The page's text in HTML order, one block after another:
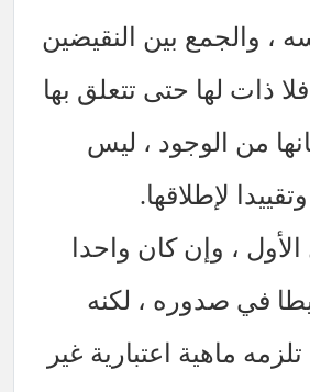
، والجمع بين النقيضين
ذات لها حتى تتعلق بها
من الوجود ، ليس
لإطلاقها.
، وإن كان واحدا
في صدوره ، لكنه
ماهية اعتبارية غير